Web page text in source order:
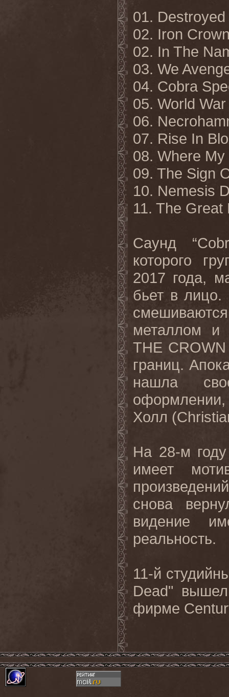
01.
02. Iron
02. In The
03. We
04. Cobra
05. World
06.
07. Rise In
08. Where
09. The Sign
10. Nemesis
11. The Great
Саунд “
которого
2017 года,
бьет в лицо.
металлом и
THE CROWN
границ.
нашла
оформлении,
Холл (
На 28-м
имеет
снова
видение
реальность.
11-й
Dead"
фирме